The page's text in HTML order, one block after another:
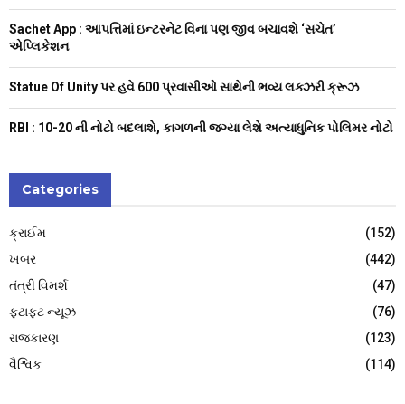
Sachet App : આપત્તિમાં ઇન્ટરનેટ વિના પણ જીવ બચાવશે ‘સચેત’
એપ્લિકેશન
Statue Of Unity પર હવે 600 પ્રવાસીઓ સાથેની ભવ્ય લક્ઝરી ક્રૂઝ
RBI : ₹10-20 ની નોટો બદલાશે, કાગળની જગ્યા લેશે અત્યાધુનિક પોલિમર નોટો
Categories
ક્રાઈમ
(152)
ખબર
(442)
તંત્રી વિમર્શ
(47)
ફટાફટ ન્યૂઝ
(76)
રાજકારણ
(123)
વૈશ્વિક
(114)